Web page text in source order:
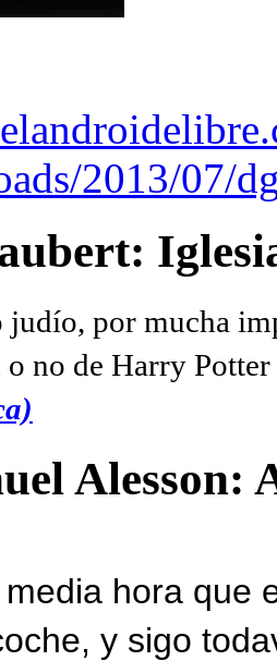
2013/07/
judío, por mucha
o no de Harry
Alesson:
hora que
y sigo